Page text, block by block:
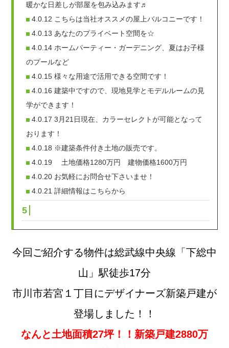
暖かな日差しが部屋を包み込みます♬
4.0.12 こちらは当社オススメの屋上バルコニーです！
4.0.13 あなたのプライベート空間を☆
4.0.14 ホームパーティー・ガーデニング、夏はお子様
のプールなど
4.0.15 様々な用途で活用できる空間です！
4.0.16 建築中ですので、現地見学とモデルルームの見
学ができます！
4.0.17 3月21日現在、カラーセレクトが可能となって
おります！
4.0.18 ※建築条件付き土地の販売です。
4.0.19 土地価格1280万円 建物価格1600万円
4.0.20 お気軽にお問合せ下さいませ！
4.0.21 詳細情報はこちらから
5
今回ご紹介する物件は総武線中央線「下総中
山」駅徒歩17分
市川市若宮１丁目にデザイナーズ新築戸建が
登場しました！！
なんと土地面積27坪！！新築戸建2880万